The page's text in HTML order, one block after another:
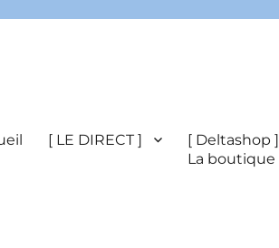
[ LE DIRECT ]
[ Deltashop ]
La boutique